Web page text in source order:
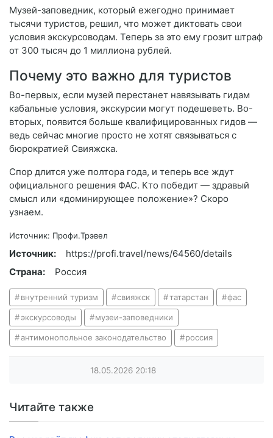
Музей-заповедник, который ежегодно принимает
тысячи туристов, решил, что может диктовать свои
условия экскурсоводам. Теперь за это ему грозит штраф
от 300 тысяч до 1 миллиона рублей.
Почему это важно для туристов
Во-первых, если музей перестанет навязывать гидам
кабальные условия, экскурсии могут подешеветь. Во-
вторых, появится больше квалифицированных гидов —
ведь сейчас многие просто не хотят связываться с
бюрократией Свияжска.
Спор длится уже полтора года, и теперь все ждут
официального решения ФАС. Кто победит — здравый
смысл или «доминирующее положение»? Скоро
узнаем.
Источник: Профи.Трэвел
Источник:
https://profi.travel/news/64560/details
Страна:
Россия
внутренний туризм свияжск татарстан фас
экскурсоводы музеи-заповедники
антимонопольное законодательство россия
18.05.2026 20:18
Читайте также